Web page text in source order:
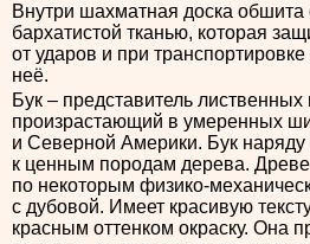
Внутри шахматная доска обшита
бархатистой тканью, которая
от ударов и при
неё.
Бук – представитель
произрастающий в умеренных
и Северной Америки. Бук наряду
к ценным породам дерева.
по некоторым физико-
с дубовой. Имеет красивую
красным оттенком окраску. Она